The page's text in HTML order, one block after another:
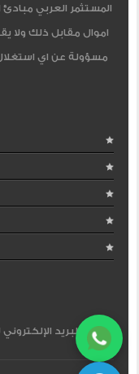
المستثمر العربي مبادئ
اموال مقابل ذلك ولا
مسؤولة عن اي
البريد